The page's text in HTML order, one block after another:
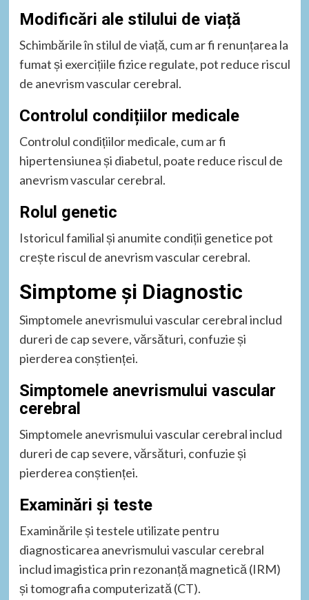
Modificări ale stilului de viață
Schimbările în stilul de viață, cum ar fi renunțarea la
fumat și exercițiile fizice regulate, pot reduce riscul
de anevrism vascular cerebral.
Controlul condițiilor medicale
Controlul condițiilor medicale, cum ar fi
hipertensiunea și diabetul, poate reduce riscul de
anevrism vascular cerebral.
Rolul genetic
Istoricul familial și anumite condiții genetice pot
crește riscul de anevrism vascular cerebral.
Simptome și Diagnostic
Simptomele anevrismului vascular cerebral includ
dureri de cap severe, vărsături, confuzie și
pierderea conștienței.
Simptomele anevrismului vascular
cerebral
Simptomele anevrismului vascular cerebral includ
dureri de cap severe, vărsături, confuzie și
pierderea conștienței.
Examinări și teste
Examinările și testele utilizate pentru
diagnosticarea anevrismului vascular cerebral
includ imagistica prin rezonanță magnetică (IRM)
și tomografia computerizată (CT).